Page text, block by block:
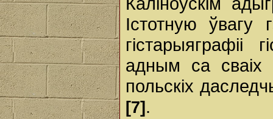
Істотную ўвагу
адным са сваіх
польскіх
[7] .